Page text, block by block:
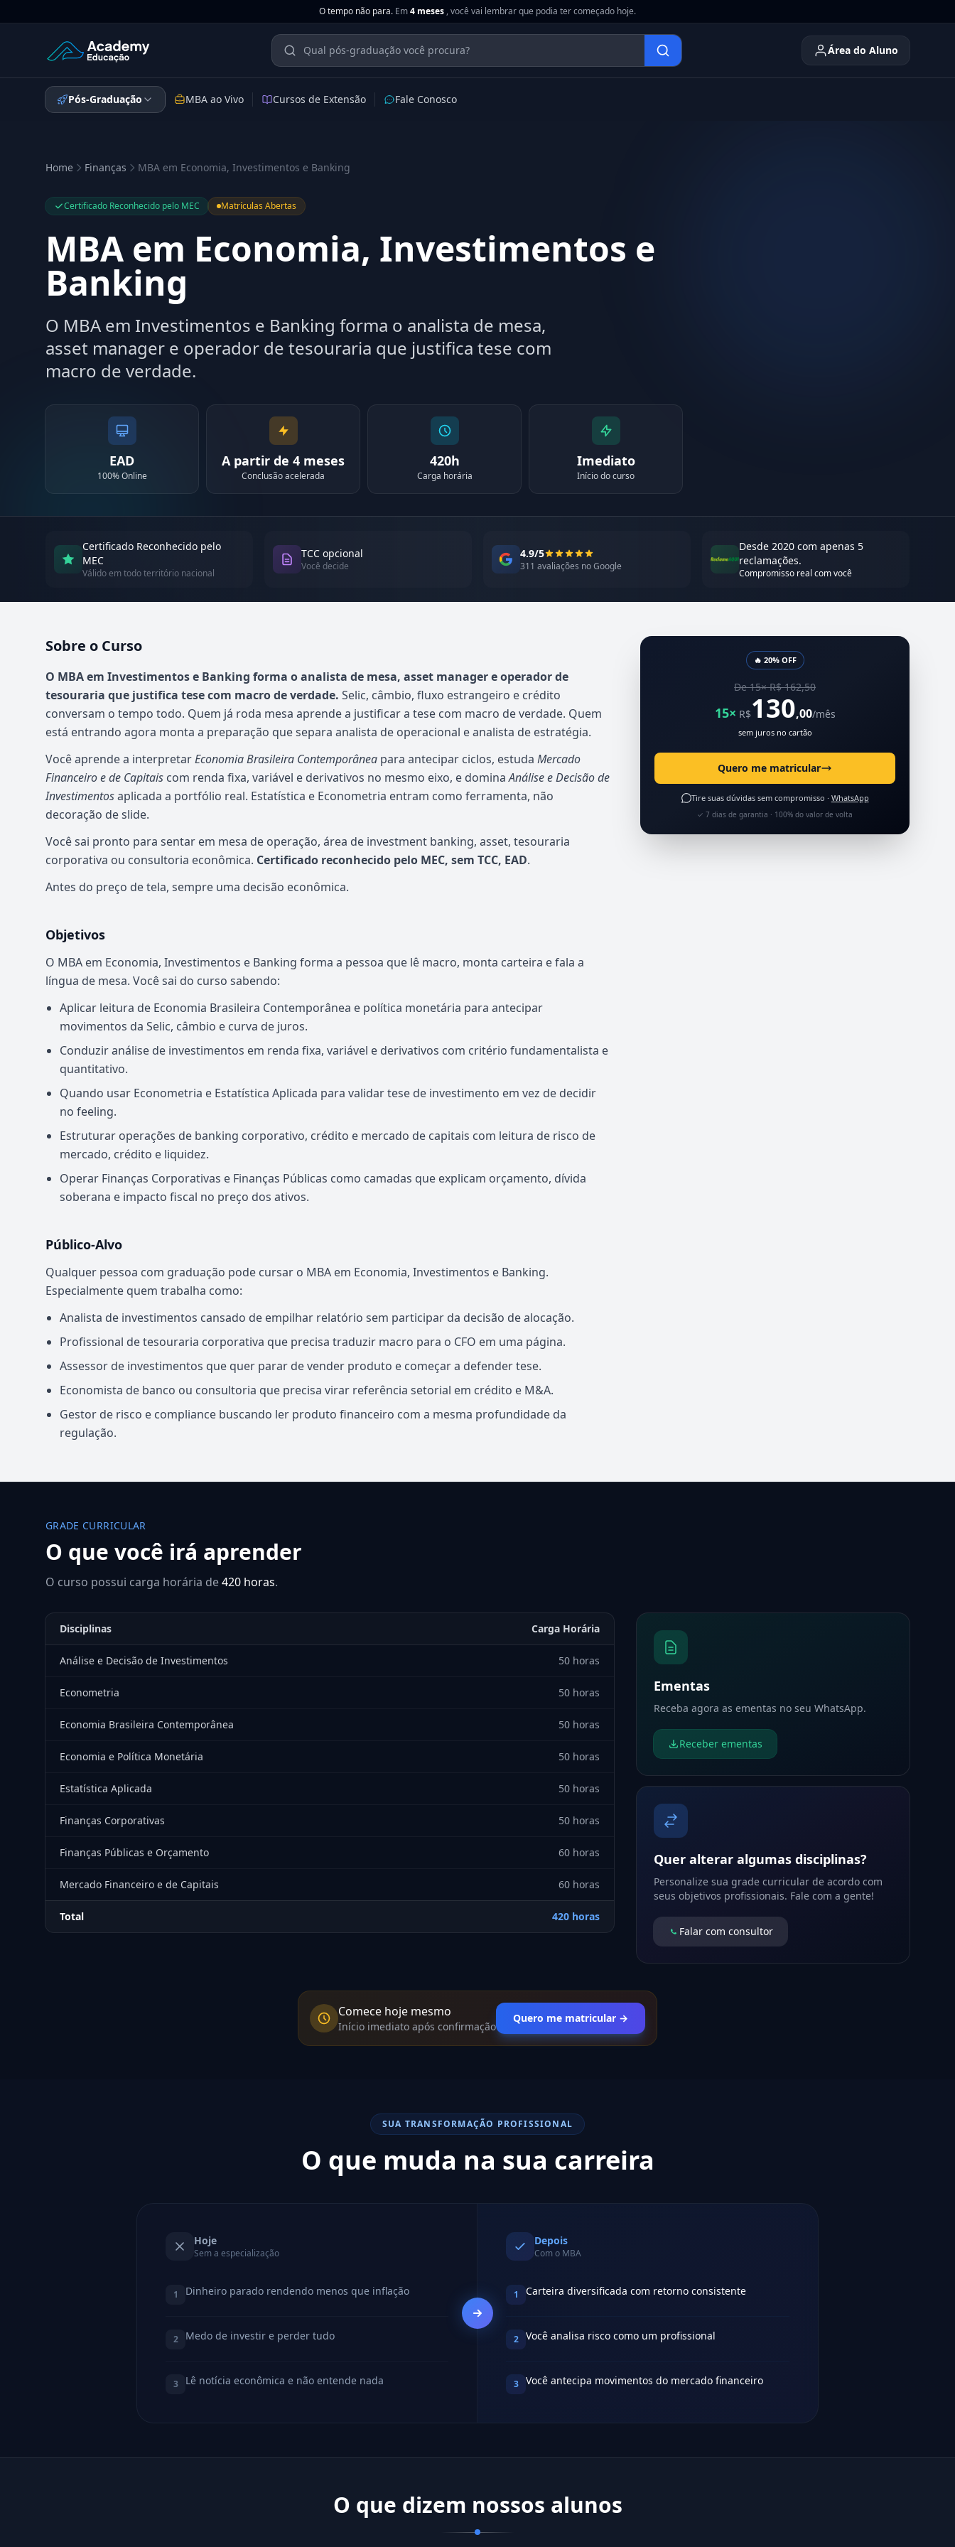
O tempo não para. Em4 meses , você vai lembrar que podia ter começado hoje.
Academy Educação — Página Inicial Área do Aluno
Pós-Graduação MBA ao Vivo Cursos de Extensão Fale Conosco
Home Finanças MBA em Economia, Investimentos e Banking
Certificado Reconhecido pelo MEC Matrículas Abertas
MBA em Economia, Investimentos e
Banking
O MBA em Investimentos e Banking forma o analista de mesa,
asset manager e operador de tesouraria que justifica tese com
macro de verdade.
EAD
100% Online
A partir de 4 meses
Conclusão acelerada
420h
Carga horária
Imediato
Início do curso
Certificado Reconhecido pelo
MEC
Válido em todo território nacional
TCC opcional
Você decide
4.9/5
311 avaliações no Google
Desde 2020 com apenas 5
reclamações.
Compromisso real com você
Sobre o Curso
Atualizado em abril de 2026
O MBA em Investimentos e Banking forma o analista de mesa, asset manager e operador de
tesouraria que justifica tese com macro de verdade. Selic, câmbio, fluxo estrangeiro e crédito
conversam o tempo todo. Quem já roda mesa aprende a justificar a tese com macro de verdade. Quem
está entrando agora monta a preparação que separa analista de operacional e analista de estratégia.
Você aprende a interpretarEconomia Brasileira Contemporânea para antecipar ciclos, estuda Mercado
Financeiro e de Capitais com renda fixa, variável e derivativos no mesmo eixo, e dominaAnálise e Decisão de
Investimentosaplicada a portfólio real. Estatística e Econometria entram como ferramenta, não
decoração de slide.
Você sai pronto para sentar em mesa de operação, área de investment banking, asset, tesouraria
corporativa ou consultoria econômica. Certificado reconhecido pelo MEC, sem TCC, EAD.
Antes do preço de tela, sempre uma decisão econômica.
Objetivos
O MBA em Economia, Investimentos e Banking forma a pessoa que lê macro, monta carteira e fala a
língua de mesa. Você sai do curso sabendo:
Aplicar leitura de Economia Brasileira Contemporânea e política monetária para antecipar
movimentos da Selic, câmbio e curva de juros.
Conduzir análise de investimentos em renda fixa, variável e derivativos com critério fundamentalista e
quantitativo.
Quando usar Econometria e Estatística Aplicada para validar tese de investimento em vez de decidir
no feeling.
Estruturar operações de banking corporativo, crédito e mercado de capitais com leitura de risco de
mercado, crédito e liquidez.
Operar Finanças Corporativas e Finanças Públicas como camadas que explicam orçamento, dívida
soberana e impacto fiscal no preço dos ativos.
Público-Alvo
Qualquer pessoa com graduação pode cursar o MBA em Economia, Investimentos e Banking.
Especialmente quem trabalha como:
Analista de investimentos cansado de empilhar relatório sem participar da decisão de alocação.
Profissional de tesouraria corporativa que precisa traduzir macro para o CFO em uma página.
Assessor de investimentos que quer parar de vender produto e começar a defender tese.
Economista de banco ou consultoria que precisa virar referência setorial em crédito e M&A.
Gestor de risco e compliance buscando ler produto financeiro com a mesma profundidade da
regulação.
🔥 20% OFF
De 15× R$ 162,50
15× R$130,00/mês
sem juros no cartão
Quero me matricular
Tire suas dúvidas sem compromisso · WhatsApp
✓ 7 dias de garantia · 100% do valor de volta
GRADE CURRICULAR
O que você irá aprender
O curso possui carga horária de420 horas.
Disciplinas Carga Horária
Análise e Decisão de Investimentos 50 horas
Econometria 50 horas
Economia Brasileira Contemporânea 50 horas
Economia e Política Monetária 50 horas
Estatística Aplicada 50 horas
Finanças Corporativas 50 horas
Finanças Públicas e Orçamento 60 horas
Mercado Financeiro e de Capitais 60 horas
Total 420 horas
Ementas
Receba agora as ementas no seu WhatsApp.
Receber ementas
Quer alterar algumas disciplinas?
Personalize sua grade curricular de acordo com
seus objetivos profissionais. Fale com a gente!
Falar com consultor
Comece hoje mesmo
Início imediato após confirmação
Quero me matricular →
SUA TRANSFORMAÇÃO PROFISSIONAL
O que muda na sua carreira
Hoje
Sem a especialização
1 Dinheiro parado rendendo menos que inflação
2 Medo de investir e perder tudo
3 Lê notícia econômica e não entende nada
Depois
Com o MBA
1 Carteira diversificada com retorno consistente
2 Você analisa risco como um profissional
3 Você antecipa movimentos do mercado financeiro
O que dizem nossos alunos